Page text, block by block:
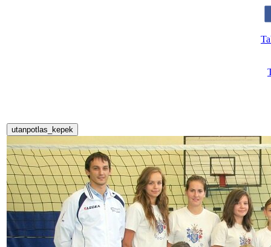
utanpotlas_kepek